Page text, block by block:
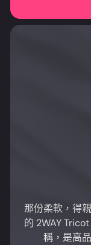
那份柔軟，得
的 2WAY
稱，是高